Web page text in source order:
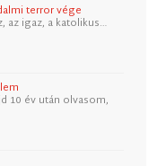
terror vége
az igaz, a katolikus…
10 év után olvasom,